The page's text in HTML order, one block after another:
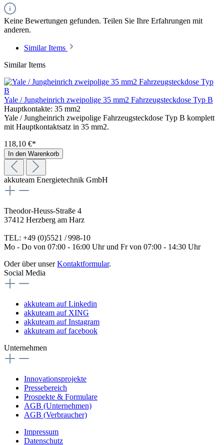
Keine Bewertungen gefunden. Teilen Sie Ihre Erfahrungen mit
anderen.
Similar Items
Similar Items
Yale / Jungheinrich zweipolige 35 mm2 Fahrzeugsteckdose Typ B
Hauptkontakte: 35 mm2
Yale / Jungheinrich zweipolige Fahrzeugsteckdose Typ B komplett
mit Hauptkontaktsatz in 35 mm2.
118,10 €*
In den Warenkorb
akkuteam Energietechnik GmbH
Theodor-Heuss-Straße 4
37412 Herzberg am Harz
TEL: +49 (0)5521 / 998-10
Mo - Do von 07:00 - 16:00 Uhr und Fr von 07:00 - 14:30 Uhr
Oder über unserKontaktformular.
Social Media
akkuteam auf Linkedin
akkuteam auf XING
akkuteam auf Instagram
akkuteam auf facebook
Unternehmen
Innovationsprojekte
Pressebereich
Prospekte & Formulare
AGB (Unternehmen)
AGB (Verbraucher)
Impressum
Datenschutz